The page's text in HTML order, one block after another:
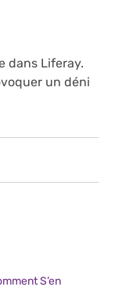
dans Liferay.
un déni
S’en